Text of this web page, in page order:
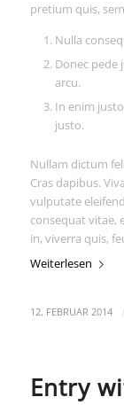
pretium quis,
Nulla
Donec pede
arcu.
In enim
justo.
Nullam dictum
Cras dapibus.
vulputate
consequat vitae,
in, viverra quis,
Weiterlesen
12. FEBRUAR 2014 /
Entry